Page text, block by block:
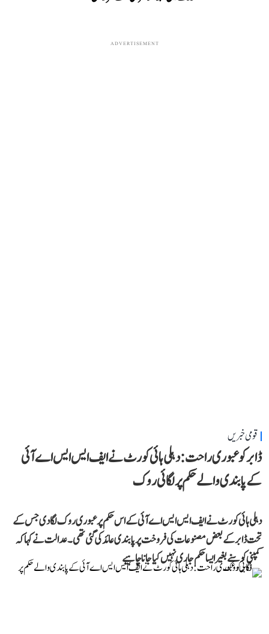
ADVERTISEMENT
قومی خبریں
ڈابر کو عبوری راحت: دہلی ہائی کورٹ نے ایف ایس ایس اے آئی
کے پابندی والے حکم پر لگائی روک
دہلی ہائی کورٹ نے ایف ایس ایس اے آئی کے اس حکم پر عبوری روک لگا دی جس کے
تحت ڈابر کے بعض مصنوعات کی فروخت پر پابندی عائد کی گئی تھی۔ عدالت نے کہا کہ
کمپنی کو سنے بغیر ایسا حکم جاری نہیں کیا جانا چاہیے